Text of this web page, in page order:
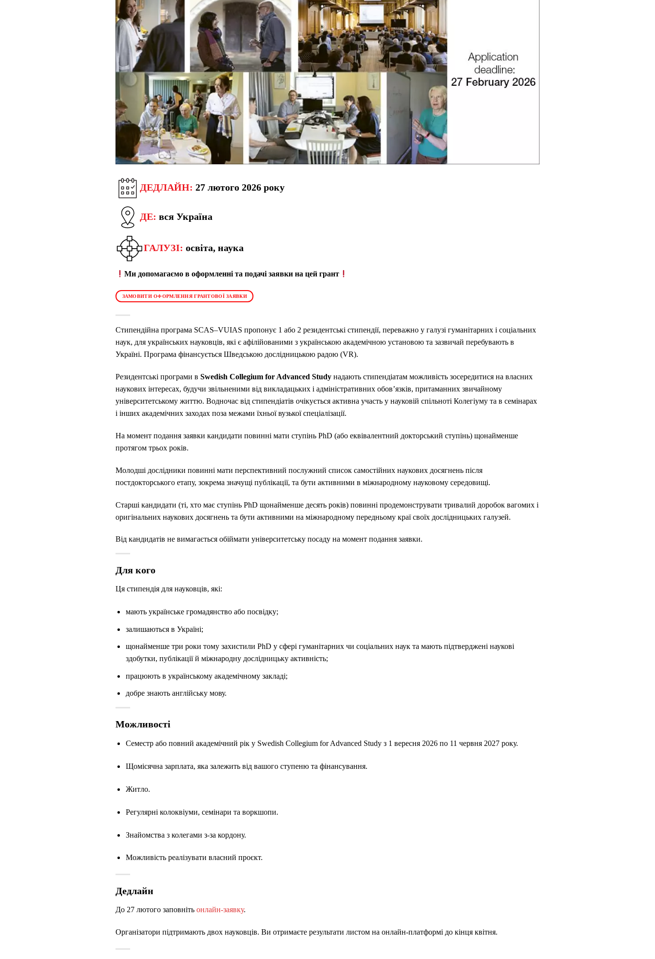
ДЕДЛАЙН: 27 лютого 2026 року
ДЕ: вся Україна
ГАЛУЗІ: освіта, наука
Ми допомагаємо в оформленні та подачі заявки на цей грант
ЗАМОВИТИ ОФОРМЛЕННЯ ГРАНТОВОЇ ЗАЯВКИ
Стипендійна програма SCAS–VUIAS пропонує 1 або 2 резидентські стипендії, переважно у галузі гуманітарних і соціальних
наук, для українських науковців, які є афілійованими з українською академічною установою та зазвичай перебувають в
Україні. Програма фінансується Шведською дослідницькою радою (VR).
Резидентські програми в Swedish Collegium for Advanced Study надають стипендіатам можливість зосередитися на власних
наукових інтересах, будучи звільненими від викладацьких і адміністративних обов’язків, притаманних звичайному
університетському життю. Водночас від стипендіатів очікується активна участь у науковій спільноті Колегіуму та в семінарах
і інших академічних заходах поза межами їхньої вузької спеціалізації.
На момент подання заявки кандидати повинні мати ступінь PhD (або еквівалентний докторський ступінь) щонайменше
протягом трьох років.
Молодші дослідники повинні мати перспективний послужний список самостійних наукових досягнень після
постдокторського етапу, зокрема значущі публікації, та бути активними в міжнародному науковому середовищі.
Старші кандидати (ті, хто має ступінь PhD щонайменше десять років) повинні продемонструвати тривалий доробок вагомих і
оригінальних наукових досягнень та бути активними на міжнародному передньому краї своїх дослідницьких галузей.
Від кандидатів не вимагається обіймати університетську посаду на момент подання заявки.
Для кого
Ця стипендія для науковців, які:
мають українське громадянство або посвідку;
залишаються в Україні;
щонайменше три роки тому захистили PhD у сфері гуманітарних чи соціальних наук та мають підтверджені наукові
здобутки, публікації й міжнародну дослідницьку активність;
працюють в українському академічному закладі;
добре знають англійську мову.
Можливості
Семестр або повний академічний рік у Swedish Collegium for Advanced Study з 1 вересня 2026 по 11 червня 2027 року.
Щомісячна зарплата, яка залежить від вашого ступеню та фінансування.
Житло.
Регулярні колоквіуми, семінари та воркшопи.
Знайомства з колегами з-за кордону.
Можливість реалізувати власний проєкт.
Дедлайн
До 27 лютого заповніть онлайн-заявку.
Організатори підтримають двох науковців. Ви отримаєте результати листом на онлайн-платформі до кінця квітня.